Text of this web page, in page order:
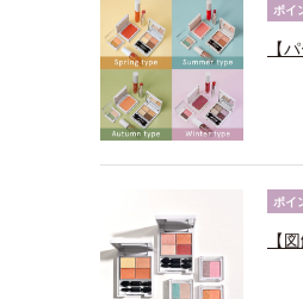
ポイ
【
ポイ
【